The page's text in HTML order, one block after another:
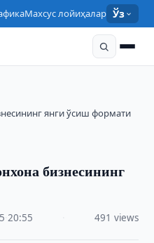
Махсус лойиҳалар Ўз
янги ўсиш формати
бизнесининг
·20:55 491 views